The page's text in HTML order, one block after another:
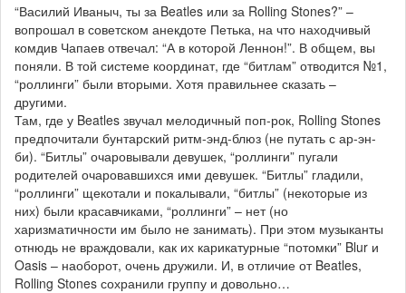
“Василий Иваныч, ты за Beatles или за Rolling Stones?” –
вопрошал в советском анекдоте Петька, на что находчивый
комдив Чапаев отвечал: “А в которой Леннон!”. В общем, вы
поняли. В той системе координат, где “битлам” отводится №1,
“роллинги” были вторыми. Хотя правильнее сказать –
другими.
Там, где у Beatles звучал мелодичный поп-рок, Rolling Stones
предпочитали бунтарский ритм-энд-блюз (не путать с ар-эн-
би). “Битлы” очаровывали девушек, “роллинги” пугали
родителей очаровавшихся ими девушек. “Битлы” гладили,
“роллинги” щекотали и покалывали, “битлы” (некоторые из
них) были красавчиками, “роллинги” – нет (но
харизматичности им было не занимать). При этом музыканты
отнюдь не враждовали, как их карикатурные “потомки” Blur и
Oasis – наоборот, очень дружили. И, в отличие от Beatles,
Rolling Stones сохранили группу и довольно…